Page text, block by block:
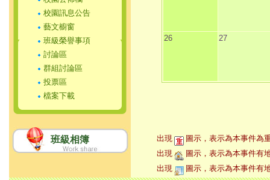
校園訊息公告
藝文櫥窗
班級榮譽事項
討論區
群組討論區
投票區
檔案下載
班級相簿
26 27
出現
圖示，表示為本事件為
出現
圖示，表示為本事件有
出現
圖示，表示為本事件有